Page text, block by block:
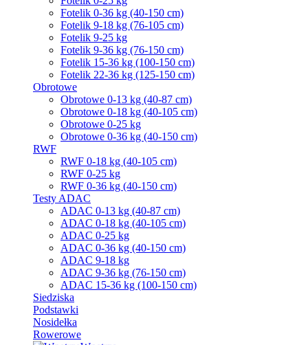
Fotelik 0-36 kg (40-150 cm)
Fotelik 9-18 kg (76-105 cm)
Fotelik 9-25 kg
Fotelik 9-36 kg (76-150 cm)
Fotelik 15-36 kg (100-150 cm)
Fotelik 22-36 kg (125-150 cm)
Obrotowe
Obrotowe 0-13 kg (40-87 cm)
Obrotowe 0-18 kg (40-105 cm)
Obrotowe 0-25 kg
Obrotowe 0-36 kg (40-150 cm)
RWF
RWF 0-18 kg (40-105 cm)
RWF 0-25 kg
RWF 0-36 kg (40-150 cm)
Testy ADAC
ADAC 0-13 kg (40-87 cm)
ADAC 0-18 kg (40-105 cm)
ADAC 0-25 kg
ADAC 0-36 kg (40-150 cm)
ADAC 9-18 kg
ADAC 9-36 kg (76-150 cm)
ADAC 15-36 kg (100-150 cm)
Siedziska
Podstawki
Nosidełka
Rowerowe